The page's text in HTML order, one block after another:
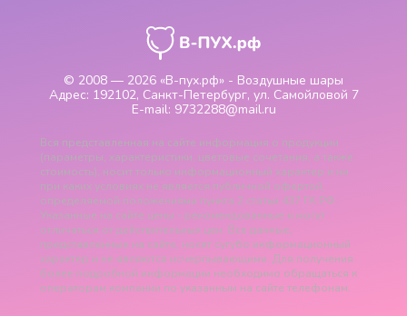
© 2008 — 2026 «В-пух.рф» - Воздушные шары
Адрес: 192102, Санкт-Петербург, ул. Самойловой 7
E-mail: 9732288@mail.ru
Вся представленная на сайте информация о продукции
(параметры, характеристики, цветовые сочетания, а также
стоимость), носит только информационный характер и ни
при каких условиях не является публичной офертой,
определяемой положениями пункта 2 статьи 437 ГК РФ.
Указанные на сайте цены - рекомендованные и могут
отличаться от действительных цен. Все данные,
представленные на сайте, носят сугубо информационный
характер и не являются исчерпывающими. Для получения
более подробной информации необходимо обращаться к
операторам компании по указанным на сайте телефонам.